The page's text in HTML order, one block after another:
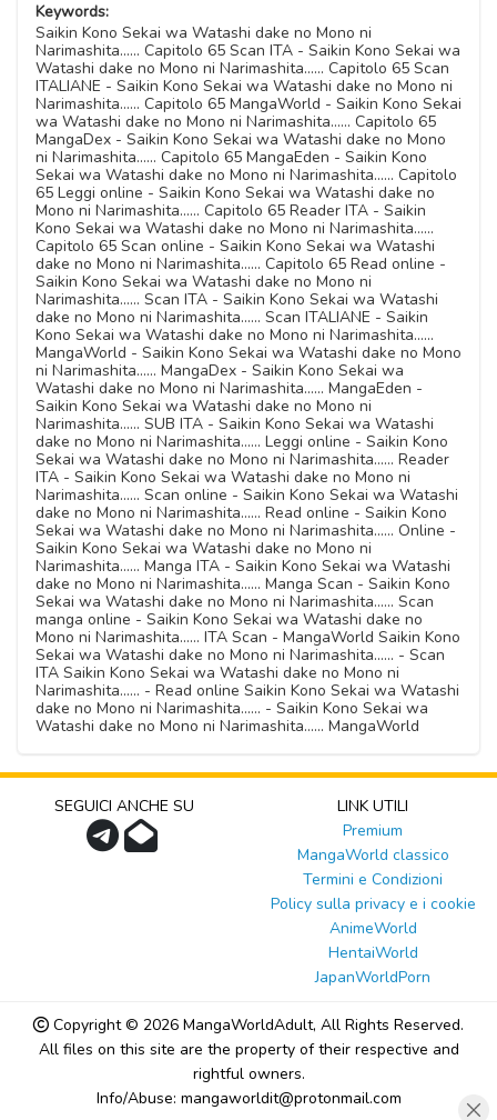
Keywords:
Saikin Kono Sekai wa Watashi dake no Mono ni
Narimashita...... Capitolo 65 Scan ITA - Saikin Kono Sekai wa
Watashi dake no Mono ni Narimashita...... Capitolo 65 Scan
ITALIANE - Saikin Kono Sekai wa Watashi dake no Mono ni
Narimashita...... Capitolo 65 MangaWorld - Saikin Kono Sekai
wa Watashi dake no Mono ni Narimashita...... Capitolo 65
MangaDex - Saikin Kono Sekai wa Watashi dake no Mono
ni Narimashita...... Capitolo 65 MangaEden - Saikin Kono
Sekai wa Watashi dake no Mono ni Narimashita...... Capitolo
65 Leggi online - Saikin Kono Sekai wa Watashi dake no
Mono ni Narimashita...... Capitolo 65 Reader ITA - Saikin
Kono Sekai wa Watashi dake no Mono ni Narimashita......
Capitolo 65 Scan online - Saikin Kono Sekai wa Watashi
dake no Mono ni Narimashita...... Capitolo 65 Read online -
Saikin Kono Sekai wa Watashi dake no Mono ni
Narimashita...... Scan ITA - Saikin Kono Sekai wa Watashi
dake no Mono ni Narimashita...... Scan ITALIANE - Saikin
Kono Sekai wa Watashi dake no Mono ni Narimashita......
MangaWorld - Saikin Kono Sekai wa Watashi dake no Mono
ni Narimashita...... MangaDex - Saikin Kono Sekai wa
Watashi dake no Mono ni Narimashita...... MangaEden -
Saikin Kono Sekai wa Watashi dake no Mono ni
Narimashita...... SUB ITA - Saikin Kono Sekai wa Watashi
dake no Mono ni Narimashita...... Leggi online - Saikin Kono
Sekai wa Watashi dake no Mono ni Narimashita...... Reader
ITA - Saikin Kono Sekai wa Watashi dake no Mono ni
Narimashita...... Scan online - Saikin Kono Sekai wa Watashi
dake no Mono ni Narimashita...... Read online - Saikin Kono
Sekai wa Watashi dake no Mono ni Narimashita...... Online -
Saikin Kono Sekai wa Watashi dake no Mono ni
Narimashita...... Manga ITA - Saikin Kono Sekai wa Watashi
dake no Mono ni Narimashita...... Manga Scan - Saikin Kono
Sekai wa Watashi dake no Mono ni Narimashita...... Scan
manga online - Saikin Kono Sekai wa Watashi dake no
Mono ni Narimashita...... ITA Scan - MangaWorld Saikin Kono
Sekai wa Watashi dake no Mono ni Narimashita...... - Scan
ITA Saikin Kono Sekai wa Watashi dake no Mono ni
Narimashita...... - Read online Saikin Kono Sekai wa Watashi
dake no Mono ni Narimashita...... - Saikin Kono Sekai wa
Watashi dake no Mono ni Narimashita...... MangaWorld
SEGUICI ANCHE SU
LINK UTILI
Premium
MangaWorld classico
Termini e Condizioni
Policy sulla privacy e i cookie
AnimeWorld
HentaiWorld
JapanWorldPorn
Copyright © 2026 MangaWorldAdult, All Rights Reserved.
All files on this site are the property of their respective and
rightful owners.
Info/Abuse: mangaworldit@protonmail.com